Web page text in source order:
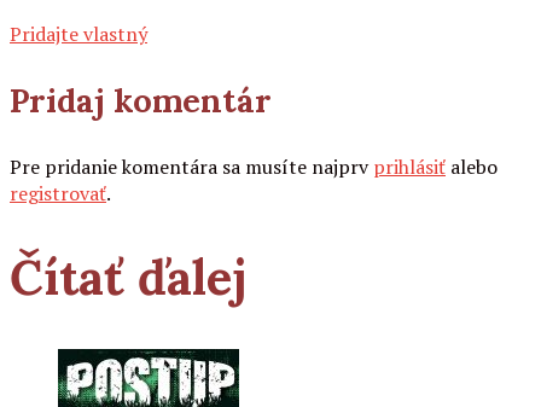
Pridajte vlastný
Pridaj komentár
Pre pridanie komentára sa musíte najprvprihlásiť alebo
registrovať.
Čítať ďalej